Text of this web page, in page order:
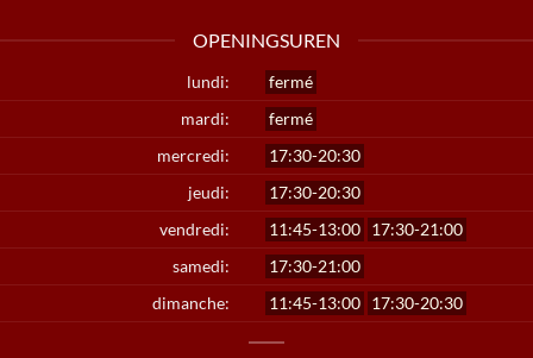
OPENINGSUREN
lundi:
fermé
mardi:
fermé
mercredi:
17:30-20:30
jeudi:
17:30-20:30
vendredi:
11:45-13:00 17:30-21:00
samedi:
17:30-21:00
dimanche:
11:45-13:00 17:30-20:30